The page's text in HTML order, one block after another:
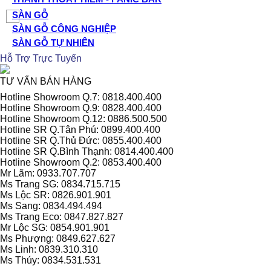
SÀN GỖ
SÀN GỖ CÔNG NGHIỆP
SÀN GỖ TỰ NHIÊN
Hỗ Trợ Trực Tuyến
TƯ VẤN BÁN HÀNG
Hotline Showroom Q.7: 0818.400.400
Hotline Showroom Q.9: 0828.400.400
Hotline Showroom Q.12: 0886.500.500
Hotline SR Q.Tân Phú: 0899.400.400
Hotline SR Q.Thủ Đức: 0855.400.400
Hotline SR Q.Bình Thạnh: 0814.400.400
Hotline Showroom Q.2: 0853.400.400
Mr Lãm: 0933.707.707
Ms Trang SG: 0834.715.715
Ms Lộc SR: 0826.901.901
Ms Sang: 0834.494.494
Ms Trang Eco: 0847.827.827
Mr Lộc SG: 0854.901.901
Ms Phượng: 0849.627.627
Ms Linh: 0839.310.310
Ms Thúy: 0834.531.531